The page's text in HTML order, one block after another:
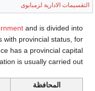
التقسيمات الادارية لزمبابوى
and is divided into
with provincial status, for
has a provincial capital
is usually carried out.
المحافظة